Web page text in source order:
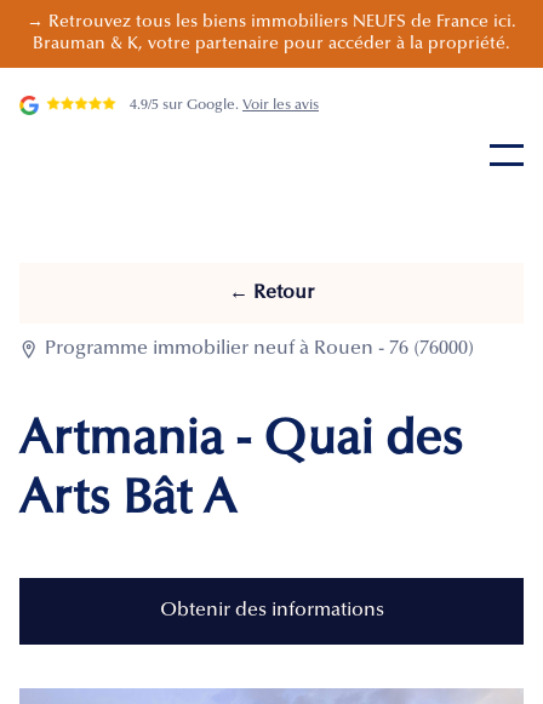
→ Retrouvez tous les biens immobiliers NEUFS de France ici.
Brauman & K, votre partenaire pour accéder à la propriété.
4.9/5 sur Google. Voir les avis
← Retour
 Programme immobilier neuf à Rouen - 76 (76000)
Artmania - Quai des
Arts Bât A
Obtenir des informations